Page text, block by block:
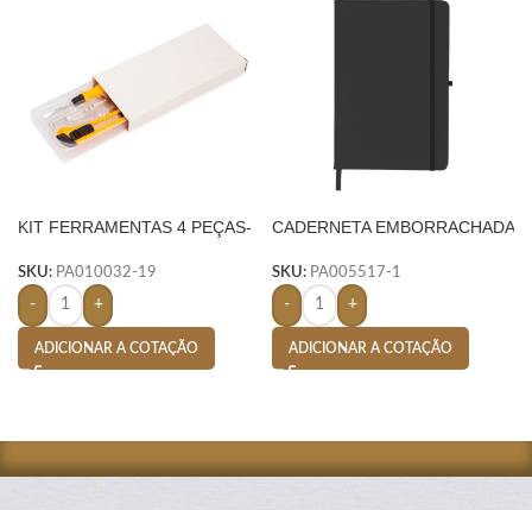
KIT FERRAMENTAS 4 PEÇAS-
SKU: PA010032-19
- +
ADICIONAR A COTAÇÃO
CADERNETA EMBORRACHADA
SKU: PA005517-1
- +
ADICIONAR A COTAÇÃO